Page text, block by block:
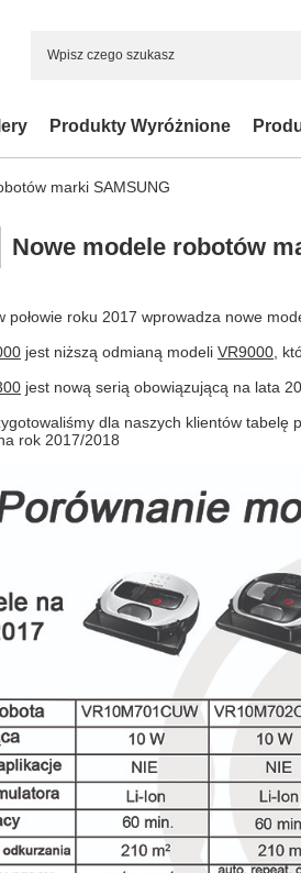
Produkty Wyróżnione
marki SAMSUNG
Nowe modele robotów
połowie roku 2017 wprowadza nowe
jest niższą odmianą modeli VR9000 ,
jest nową serią obowiązującą na lata
dla naszych klientów
rok 2017/2018